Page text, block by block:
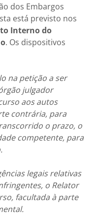
dos Embargos
está previsto nos
Interno do
. Os dispositivos
na petição a ser
julgador
aos autos
contrária, para
o prazo, o
competente, para
legais relativas
o Relator
facultada à parte